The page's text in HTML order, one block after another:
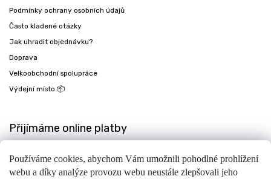
Používáme cookies, abychom Vám umožnili pohodlné prohlížení
webu a díky analýze provozu webu neustále zlepšovali jeho
Podmínky ochrany osobních údajů
Často kladené otázky
Jak uhradit objednávku?
Doprava
Velkoobchodní spolupráce
Výdejní místo 📦
Přijímáme online platby